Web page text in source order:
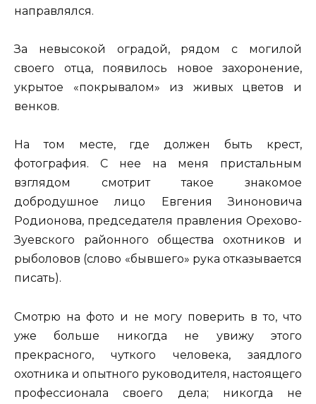
направлялся.
За невысокой оградой, рядом с могилой
своего отца, появилось новое захоронение,
укрытое «покрывалом» из живых цветов и
венков.
На том месте, где должен быть крест,
фотография. С нее на меня пристальным
взглядом смотрит такое знакомое
добродушное лицо Евгения Зиноновича
Родионова, председателя правления Орехово-
Зуевского районного общества охотников и
рыболовов (слово «бывшего» рука отказывается
писать).
Смотрю на фото и не могу поверить в то, что
уже больше никогда не увижу этого
прекрасного, чуткого человека, заядлого
охотника и опытного руководителя, настоящего
профессионала своего дела; никогда не